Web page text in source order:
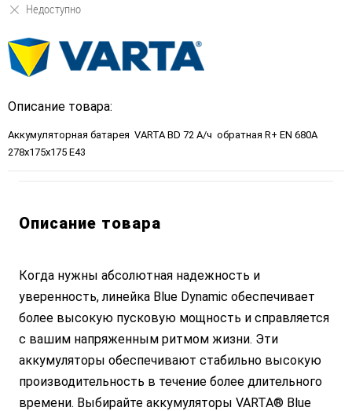
Недоступно
Описание товара:
Аккумуляторная батарея VARTA BD 72 А/ч обратная R+ EN 680A
278x175x175 E43
Описание товара
Когда нужны абсолютная надежность и
уверенность, линейка Blue Dynamic обеспечивает
более высокую пусковую мощность и справляется
с вашим напряженным ритмом жизни. Эти
аккумуляторы обеспечивают стабильно высокую
производительность в течение более длительного
времени. Выбирайте аккумуляторы VARTA® Blue